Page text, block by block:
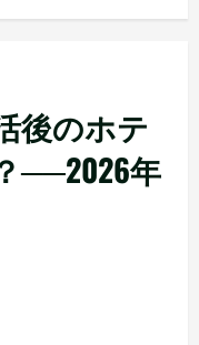
後のホテ
──2026年